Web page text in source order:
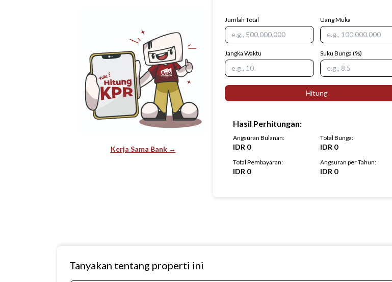
Tanyakan tentang properti ini
Kerja Sama Bank →
Jumlah Total Uang Muka
Jangka Waktu Suku Bunga (%)
Hitung
Hasil Perhitungan:
Angsuran Bulanan:
IDR 0
Total Bunga:
IDR 0
Total Pembayaran:
IDR 0
Angsuran per Tahun:
IDR 0